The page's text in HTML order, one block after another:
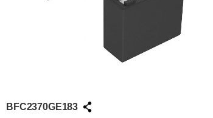
BFC2370GE183